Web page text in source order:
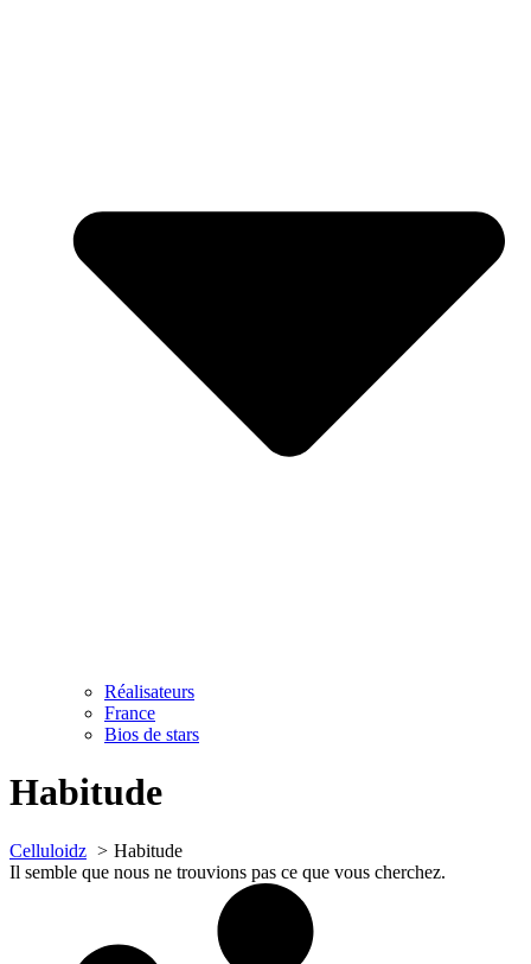
Réalisateurs
France
Bios de stars
Habitude
Celluloidz
Habitude
Il semble que nous ne trouvions pas ce que vous cherchez.